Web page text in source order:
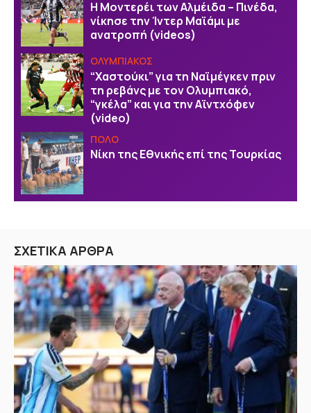
Η Μοντερέι των Αλμέιδα – Πινέδα,
νίκησε την Ίντερ Μαϊάμι με
ανατροπή (videos)
ΟΛΥΜΠΙΑΚΟΣ
“Χαστούκι” για τη Ναϊμέγκεν πριν
τη ρεβάνς με τον Ολυμπιακό,
“γκέλα” και για την Αϊντχόφεν
(video)
ΠΟΛΟ
Νίκη της Εθνικής επί της Τουρκίας
ΣΧΕΤΙΚΑ ΑΡΘΡΑ